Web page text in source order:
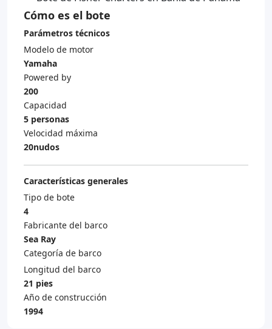
Cómo es el bote
Parámetros técnicos
Modelo de motor
Yamaha
Powered by
200
Capacidad
5 personas
Velocidad máxima
20nudos
Características generales
Tipo de bote
4
Fabricante del barco
Sea Ray
Categoría de barco
Longitud del barco
21 pies
Año de construcción
1994